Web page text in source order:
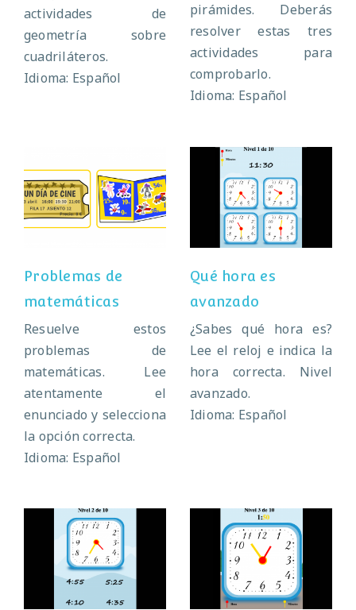
actividades de
geometría sobre
cuadriláteros.
Idioma: Español
pirámides. Deberás
resolver estas tres
actividades para
comprobarlo.
Idioma: Español
Problemas de
matemáticas
Problemas de
matemáticas
Resuelve estos
problemas de
matemáticas. Lee
atentamente el
enunciado y selecciona
la opción correcta.
Idioma: Español
Qué hora es
avanzado
Qué hora es
avanzado
¿Sabes qué hora es?
Lee el reloj e indica la
hora correcta. Nivel
avanzado.
Idioma: Español
Qué hora es
básico
Coloca los
minutos